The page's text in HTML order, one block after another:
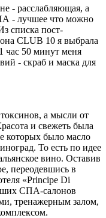
- расслабляющая, а
- лучшее что можно
списка пост-
CLUB 10 я выбрала
час 50 минут меня
- скраб и маска для
а мысли от
и свежеть была
которых было масло
То есть по идее
вино. Оставив
переодевшись в
«Principe Di
СПА-салонов
тренажерным залом,